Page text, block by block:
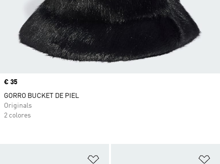
Precio
€ 35
GORRO BUCKET DE PIEL
Originals
2 colores